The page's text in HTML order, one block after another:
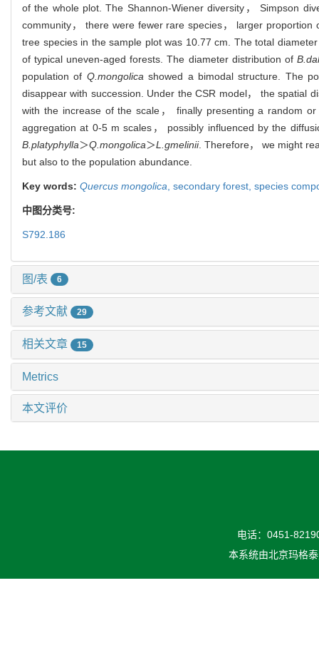
of the whole plot. The Shannon-Wiener diversity， Simpson
community， there were fewer rare species， larger
tree species in the sample plot was 10.77 cm. The total
of typical uneven-aged forests. The diameter distribution of
population of Q.mongolica showed a bimodal structure. The
disappear with succession. Under the CSR model， the spatial
with the increase of the scale， finally presenting a random
aggregation at 0-5 m scales， possibly influenced by the
B.platyphylla＞Q.mongolica＞L.gmelinii. Therefore， we might
but also to the population abundance.
Key words: Quercus mongolica secondary forest, species
中图分类号:
S792.186
图/表 6
参考文献 29
相关文章 15
Metrics
本文评价
电话：0451-
本系统由北京玛格